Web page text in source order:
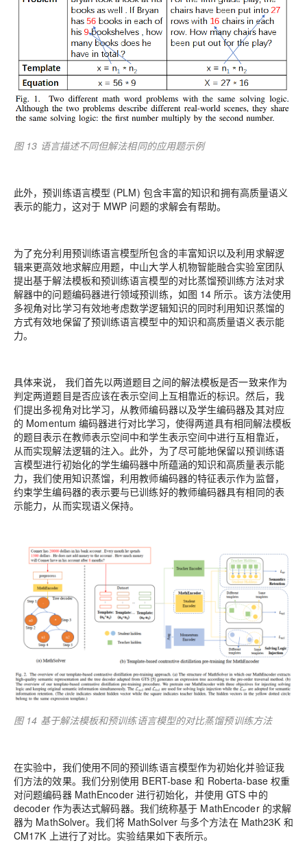
图 13 语言描述不同但解法相同的应用题示例
此外，预训练语言模型 (PLM) 包含丰富的知识和拥有高质量语义
表示的能力，这对于 MWP 问题的求解会有帮助。
为了充分利用预训练语言模型所包含的丰富知识以及利用求解逻
辑来更高效地求解应用题，中山大学人机物智能融合实验室团队
提出基于解法模板和预训练语言模型的对比蒸馏预训练方法对求
解器中的问题编码器进行领域预训练，如图 14 所示。该方法使用
多视角对比学习有效地考虑数学逻辑知识的同时利用知识蒸馏的
方式有效地保留了预训练语言模型中的知识和高质量语义表示能
力。
具体来说， 我们首先以两道题目之间的解法模板是否一致来作为
判定两道题目是否应该在表示空间上互相靠近的标识。然后，我
们提出多视角对比学习，从教师编码器以及学生编码器及其对应
的 Momentum 编码器进行对比学习，使得两道具有相同解法模板
的题目表示在教师表示空间中和学生表示空间中进行互相靠近，
从而实现解法逻辑的注入。此外，为了尽可能地保留以预训练语
言模型进行初始化的学生编码器中所蕴涵的知识和高质量表示能
力，我们使用知识蒸馏，利用教师编码器的特征表示作为监督，
约束学生编码器的表示要与已训练好的教师编码器具有相同的表
示能力，从而实现语义保持。
图 14 基于解法模板和预训练语言模型的对比蒸馏预训练方法
在实验中，我们使用不同的预训练语言模型作为初始化并验证我
们方法的效果。我们分别使用 BERT-base 和 Roberta-base 权重
对问题编码器 MathEncoder 进行初始化，并使用 GTS 中的
decoder 作为表达式解码器。我们统称基于 MathEncoder 的求解
器为 MathSolver。我们将 MathSolver 与多个方法在 Math23K 和
CM17K 上进行了对比。实验结果如下表所示。